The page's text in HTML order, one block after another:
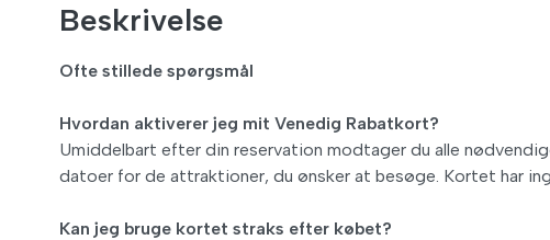
Beskrivelse
Ofte stillede spørgsmål
Hvordan aktiverer jeg mit Venedig Rabatkort?
Umiddelbart efter din reservation modtager du alle
datoer for de attraktioner, du ønsker at besøge. Kortet har
Kan jeg bruge kortet straks efter købet?